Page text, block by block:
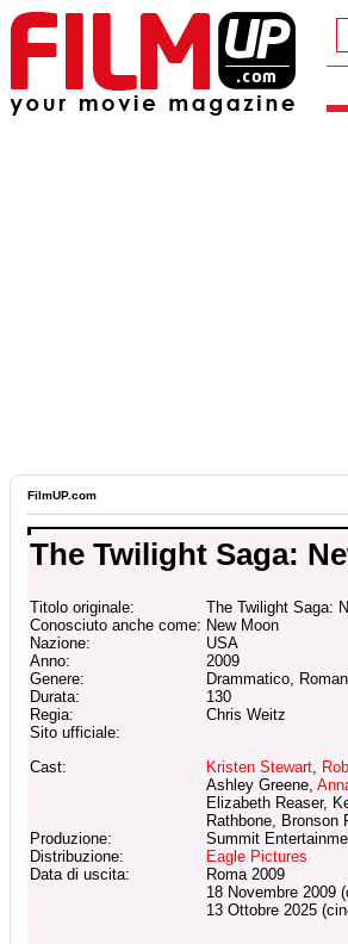
FilmUP.com
The Twilight Saga:
Titolo originale:
The Twilight Saga:
Conosciuto anche come: New Moon
Nazione:
USA
Anno:
2009
Genere:
Drammatico,
Durata:
130
Regia:
Chris Weitz
Sito ufficiale:
Cast:
Kristen Stewart,
Ashley Greene,
Elizabeth Reaser,
Rathbone, Bronson
Produzione:
Summit
Distribuzione:
Eagle Pictures
Data di uscita:
Roma 2009
18 Novembre 2009
13 Ottobre 2025